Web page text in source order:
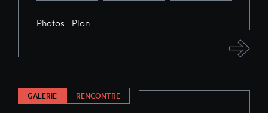
Photos : Plon.
GALERIE RENCONTRE